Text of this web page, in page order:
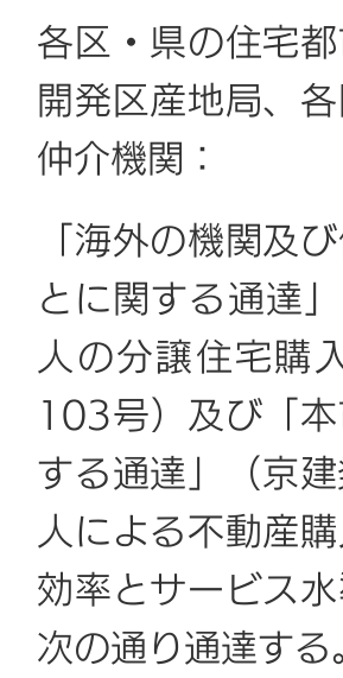
各区・県の住宅
開発区産地局、
仲介機関：
「海外の機関及
とに関する通達
人の分譲住宅購
103号）及び「
する通達」（京
人による不動産
効率とサービス
次の通り通達する。